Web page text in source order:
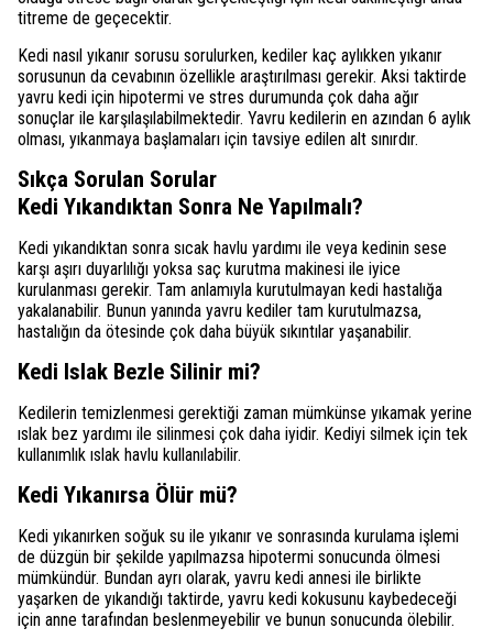
titreme de geçecektir.
Kedi nasıl yıkanır sorusu sorulurken, kediler kaç aylıkken yıkanır
sorusunun da cevabının özellikle araştırılması gerekir. Aksi taktirde
yavru kedi için hipotermi ve stres durumunda çok daha ağır
sonuçlar ile karşılaşılabilmektedir. Yavru kedilerin en azından 6 aylık
olması, yıkanmaya başlamaları için tavsiye edilen alt sınırdır.
Sıkça Sorulan Sorular
Kedi Yıkandıktan Sonra Ne Yapılmalı?
Kedi yıkandıktan sonra sıcak havlu yardımı ile veya kedinin sese
karşı aşırı duyarlılığı yoksa saç kurutma makinesi ile iyice
kurulanması gerekir. Tam anlamıyla kurutulmayan kedi hastalığa
yakalanabilir. Bunun yanında yavru kediler tam kurutulmazsa,
hastalığın da ötesinde çok daha büyük sıkıntılar yaşanabilir.
Kedi Islak Bezle Silinir mi?
Kedilerin temizlenmesi gerektiği zaman mümkünse yıkamak yerine
ıslak bez yardımı ile silinmesi çok daha iyidir. Kediyi silmek için tek
kullanımlık ıslak havlu kullanılabilir.
Kedi Yıkanırsa Ölür mü?
Kedi yıkanırken soğuk su ile yıkanır ve sonrasında kurulama işlemi
de düzgün bir şekilde yapılmazsa hipotermi sonucunda ölmesi
mümkündür. Bundan ayrı olarak, yavru kedi annesi ile birlikte
yaşarken de yıkandığı taktirde, yavru kedi kokusunu kaybedeceği
için anne tarafından beslenmeyebilir ve bunun sonucunda ölebilir.